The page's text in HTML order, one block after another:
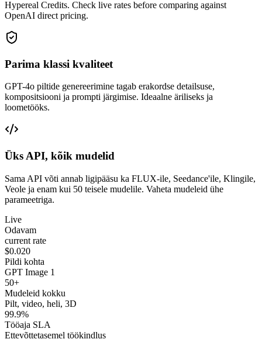
Hypereal Credits. Check live rates before comparing against
OpenAI direct pricing.
Parima klassi kvaliteet
GPT-4o piltide genereerimine tagab erakordse detailsuse,
kompositsiooni ja prompti järgimise. Ideaalne äriliseks ja
loometööks.
Üks API, kõik mudelid
Sama API võti annab ligipääsu ka FLUX-ile, Seedance'ile, Klingile,
Veole ja enam kui 50 teisele mudelile. Vaheta mudeleid ühe
parameetriga.
Live
Odavam
current rate
$0.020
Pildi kohta
GPT Image 1
50+
Mudeleid kokku
Pilt, video, heli, 3D
99.9%
Tööaja SLA
Ettevõttetasemel töökindlus